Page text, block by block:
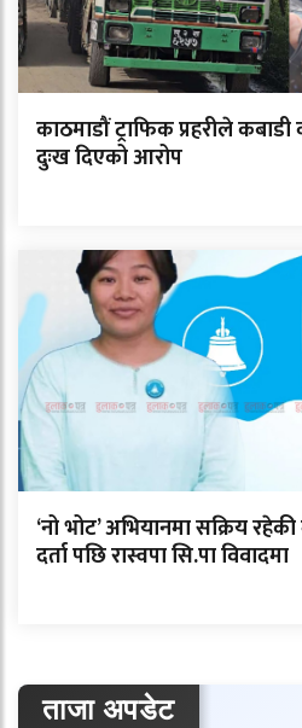
काठमाडौं ट्राफिक प्रहरीले
दुःख दिएको आरोप
‘नो भोट’ अभियानमा सक्रिय
दर्ता पछि रास्वपा सि.पा विवादमा
ताजा अपडेट